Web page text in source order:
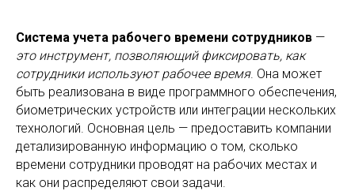
Система учета рабочего времени сотрудников —
это инструмент, позволяющий фиксировать, как
сотрудники используют рабочее время. Она может
быть реализована в виде программного обеспечения,
биометрических устройств или интеграции нескольких
технологий. Основная цель — предоставить компании
детализированную информацию о том, сколько
времени сотрудники проводят на рабочих местах и
как они распределяют свои задачи.